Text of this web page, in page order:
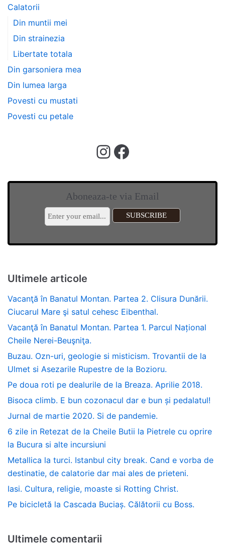
Calatorii
Din muntii mei
Din strainezia
Libertate totala
Din garsoniera mea
Din lumea larga
Povesti cu mustati
Povesti cu petale
Aboneaza-te via Email
Ultimele articole
Vacanţă în Banatul Montan. Partea 2. Clisura Dunării.
Ciucarul Mare şi satul cehesc Eibenthal.
Vacanţă în Banatul Montan. Partea 1. Parcul Național
Cheile Nerei-Beuşniţa.
Buzau. Ozn-uri, geologie si misticism. Trovantii de la
Ulmet si Asezarile Rupestre de la Bozioru.
Pe doua roti pe dealurile de la Breaza. Aprilie 2018.
Bisoca climb. E bun cozonacul dar e bun și pedalatul!
Jurnal de martie 2020. Si de pandemie.
6 zile in Retezat de la Cheile Butii la Pietrele cu oprire
la Bucura si alte incursiuni
Metallica la turci. Istanbul city break. Cand e vorba de
destinatie, de calatorie dar mai ales de prieteni.
Iasi. Cultura, religie, moaste si Rotting Christ.
Pe bicicletă la Cascada Buciaș. Călătorii cu Boss.
Ultimele comentarii